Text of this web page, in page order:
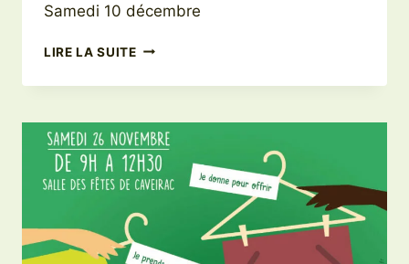
Samedi 10 décembre
LIRE LA SUITEUN
ÉCOLO